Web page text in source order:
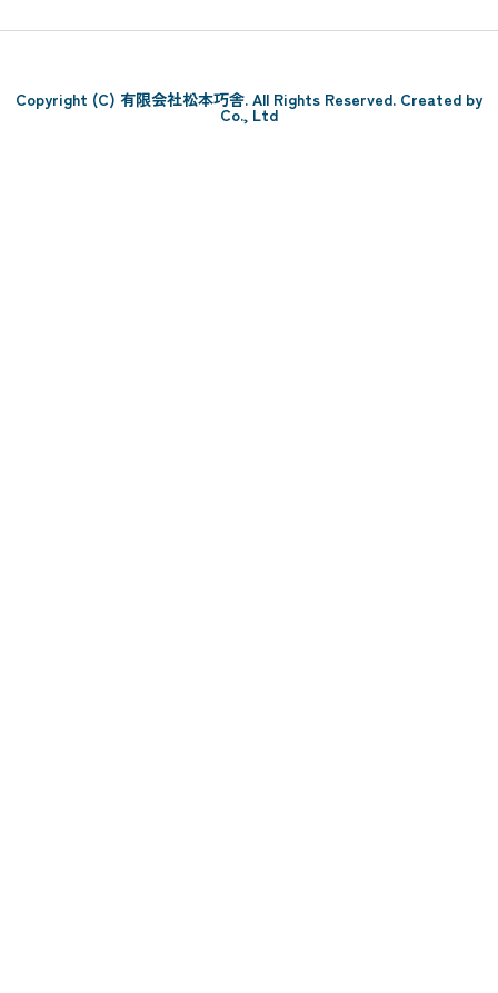
Copyright (C) 有限会社松本巧舎. All Rights Reserved. Created by
Co., Ltd